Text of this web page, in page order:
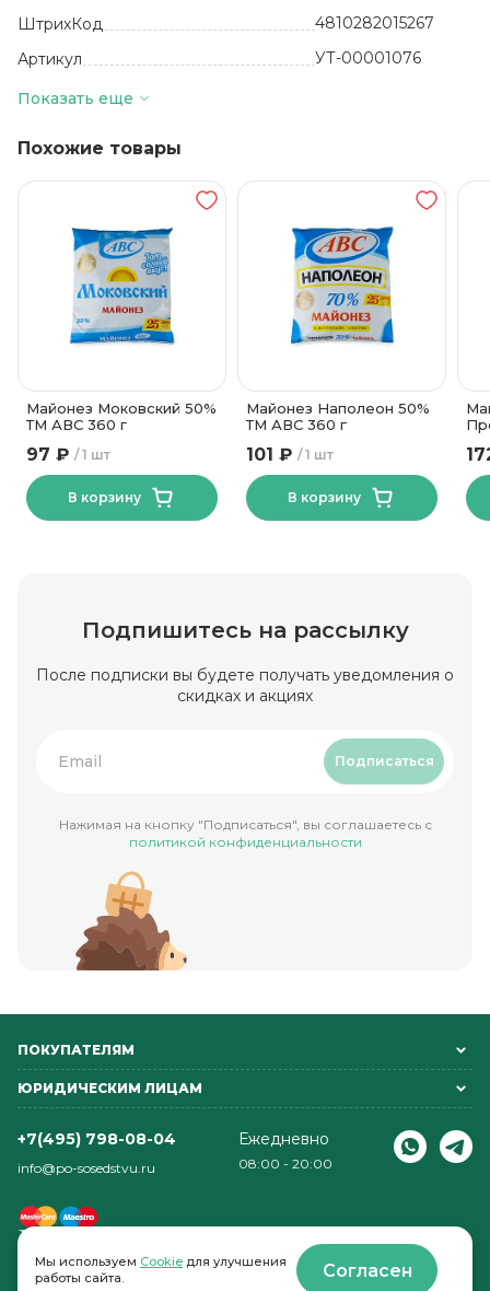
ШтрихКод
4810282015267
Артикул
УТ-00001076
Базовая единица
Количество в упаковке
подсолнечное
рафинированное
дезодорированное,
вода питьевая
подготовленная,
сахар, порошок
яичный
Срок годности
10 месяцев
Жирность, %
50
Показать еще
Похожие товары
Майонез Моковский 50%
ТМ АВС 360 г
1 шт
97 ₽
В корзину
Майонез Наполеон 50%
ТМ АВС 360 г
1 шт
101 ₽
В корзину
Подпишитесь на рассылку
После подписки вы будете получать уведомления о
скидках и акциях
Подписаться
Нажимая на кнопку "Подписаться", вы соглашаетесь с
политикой конфиденциальности
ПОКУПАТЕЛЯМ
ЮРИДИЧЕСКИМ ЛИЦАМ
+7(495) 798-08-04
info@po-sosedstvu.ru
Ежедневно
08:00 - 20:00
© 2022-2026 . По соседству
Мы используем Cookie для улучшения
работы сайта.
Согласен